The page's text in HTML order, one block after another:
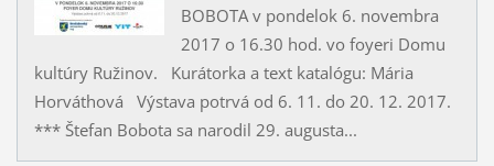
BOBOTA v pondelok 6. novembra
2017 o 16.30 hod. vo foyeri Domu
kultúry Ružinov. Kurátorka a text katalógu: Mária
Horváthová Výstava potrvá od 6. 11. do 20. 12. 2017.
*** Štefan Bobota sa narodil 29. augusta...